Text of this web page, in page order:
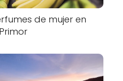
de mujer en
Primor